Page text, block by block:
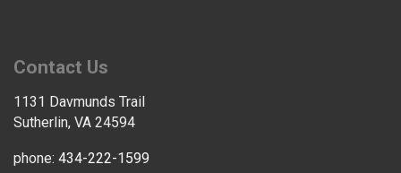
Contact Us
1131 Davmunds Trail
Sutherlin, VA 24594
phone: 434-222-1599